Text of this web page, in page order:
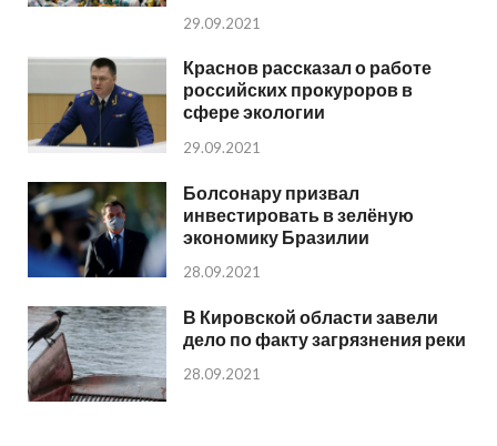
29.09.2021
Краснов рассказал о работе
российских прокуроров в
сфере экологии
29.09.2021
Болсонару призвал
инвестировать в зелёную
экономику Бразилии
28.09.2021
В Кировской области завели
дело по факту загрязнения реки
28.09.2021